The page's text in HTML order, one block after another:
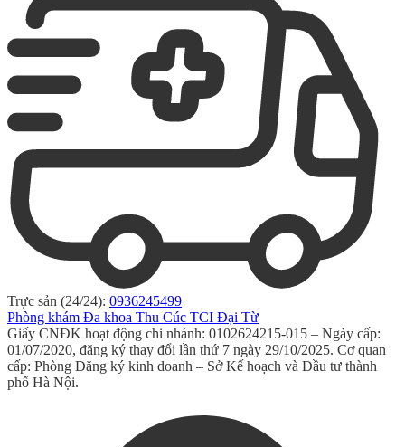
Trực sản (24/24): 0936245499
Phòng khám Đa khoa Thu Cúc TCI Đại Từ
Giấy CNĐK hoạt động chi nhánh: 0102624215-015 – Ngày cấp:
01/07/2020, đăng ký thay đổi lần thứ 7 ngày 29/10/2025. Cơ quan
cấp: Phòng Đăng ký kinh doanh – Sở Kế hoạch và Đầu tư thành
phố Hà Nội.